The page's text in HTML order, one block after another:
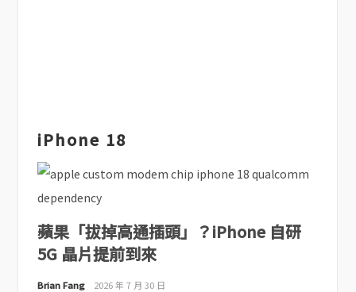
iPhone 18
蘋果「拔掉高通插頭」？iPhone 自研
5G 晶片提前到來
Brian Fang 2026 年 7 月 30 日